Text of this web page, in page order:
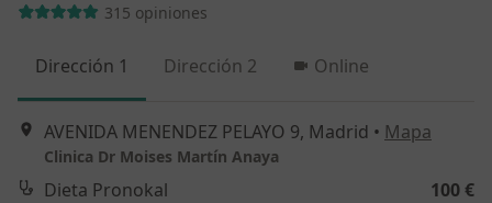
315 opiniones
Dirección 1 Dirección 2 Online
AVENIDA MENENDEZ PELAYO 9, Madrid • Mapa
Clinica Dr Moises Martín Anaya
Dieta Pronokal
100 €